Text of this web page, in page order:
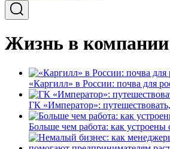
Жизнь в компании
«Каргилл» в России: почва для
ГК «Император»:
Больше чем работа: как устроены